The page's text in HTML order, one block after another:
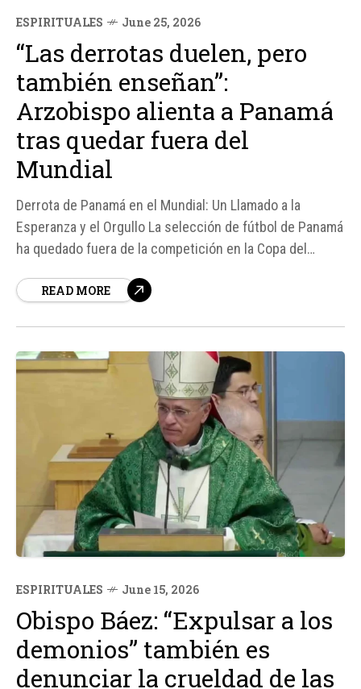
ESPIRITUALES June 25, 2026
“Las derrotas duelen, pero
también enseñan”:
Arzobispo alienta a Panamá
tras quedar fuera del
Mundial
Derrota de Panamá en el Mundial: Un Llamado a la
Esperanza y el Orgullo La selección de fútbol de Panamá
ha quedado fuera de la competición en la Copa del
consecutiva. A pesar de esto, Mons.
READ MORE
ESPIRITUALES June 15, 2026
Obispo Báez: “Expulsar a los
demonios” también es
denunciar la crueldad de las